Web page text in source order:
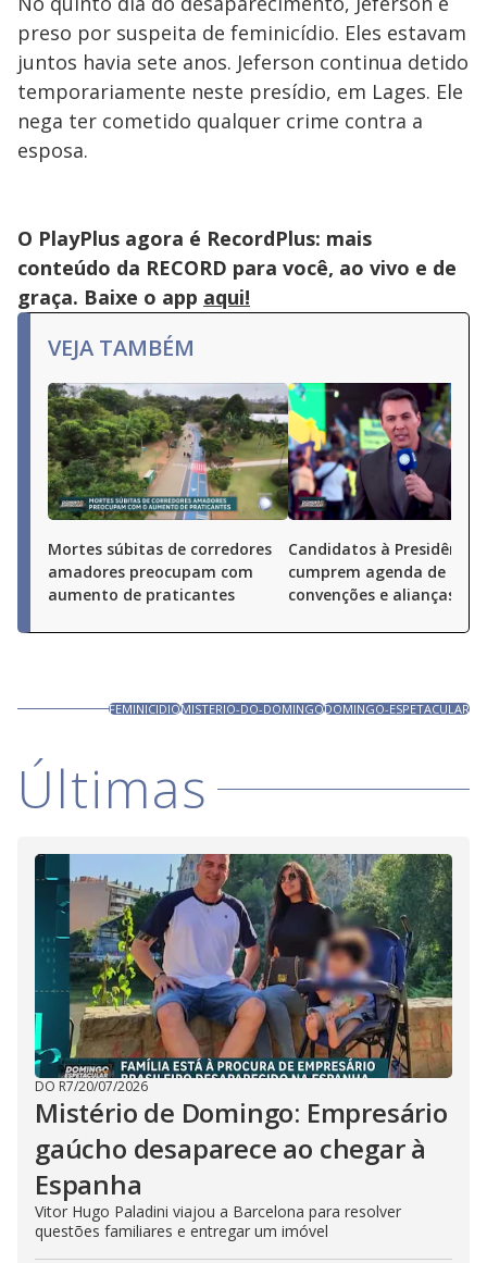
preso por suspeita de feminicídio. Eles estavam
juntos havia sete anos. Jeferson continua detido
temporariamente neste presídio, em Lages. Ele
nega ter cometido qualquer crime contra a
esposa.
O PlayPlus agora é RecordPlus: mais
conteúdo da RECORD para você, ao vivo e de
graça. Baixe o app aqui!
VEJA TAMBÉM
Mortes súbitas de corredores
amadores preocupam com
aumento de praticantes
Candidatos à Presidência
cumprem agenda de
convenções e alianças
FEMINICIDIOMISTERIO-DO-DOMINGODOMINGO-ESPETACULAR
Últimas
DO R7/20/07/2026
Mistério de Domingo: Empresário
gaúcho desaparece ao chegar à
Espanha
Vitor Hugo Paladini viajou a Barcelona para resolver
questões familiares e entregar um imóvel